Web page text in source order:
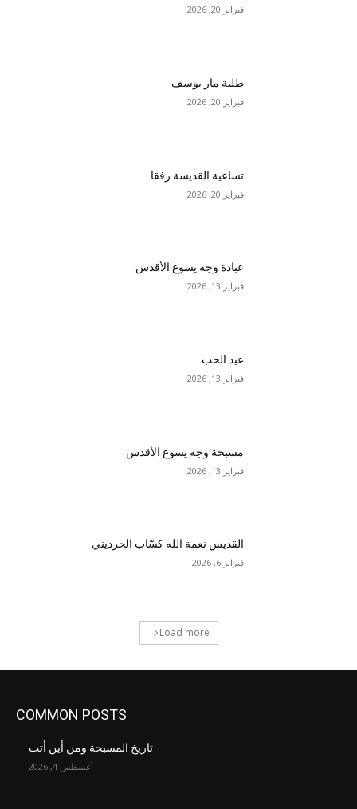
فبراير 20, 2026
طلبة مار يوسف
فبراير 20, 2026
تساعية القديسة رفقا
فبراير 20, 2026
عبادة وجه يسوع الأقدس
فبراير 13, 2026
عيد الحب
فبراير 13, 2026
مسبحة وجه يسوع الأقدس
فبراير 13, 2026
القديس نعمة الله كسّاب الحرديني
فبراير 6, 2026
Load more
COMMON POSTS
تاريخ المسبحة ومن أين أتت
أغسطس 4, 2026